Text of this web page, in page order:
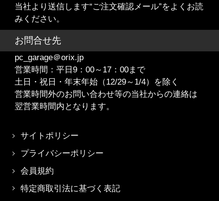
当社より送信します“ご注文確認メール”をよくお読
みください。
お問合せ先
pc_garage＠orix.jp
営業時間：平日9：00～17：00まで
土日・祝日・年末年始（12/29～1/4）を除く
営業時間外のお問い合わせ等の当社からの連絡は
翌営業時間内となります。
サイトポリシー
プライバシーポリシー
会員規約
特定商取引法に基づく表記